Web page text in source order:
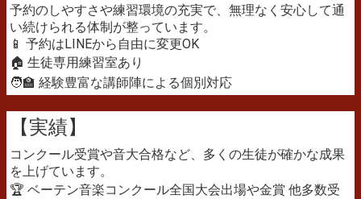
予約のしやすさや練習環境の充実で、無理なく安心して通
い続けられる体制が整っています。
📱 予約はLINEから自由に変更OK
🏠 生徒専用練習室あり
🧑‍🏫 経験豊富な講師陣による個別対応
【実績】
コンクール受賞や音大合格など、多くの生徒が確かな成果
を上げています。
🏆 ベーテン音楽コンクール全国大会出場や金賞 他多数受